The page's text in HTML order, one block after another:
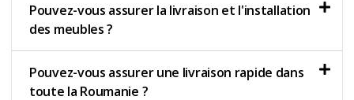
Pouvez-vous assurer la livraison et l'installation
des meubles ?
Pouvez-vous assurer une livraison rapide dans
toute la Roumanie ?